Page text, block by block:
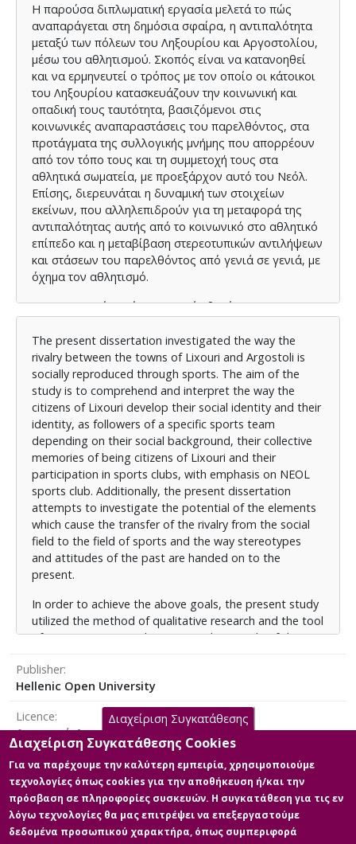
Η παρούσα διπλωματική εργασία μελετά το πώς
αναπαράγεται στη δημόσια σφαίρα, η αντιπαλότητα
μεταξύ των πόλεων του Ληξουρίου και Αργοστολίου,
μέσω του αθλητισμού. Σκοπός είναι να κατανοηθεί
και να ερμηνευτεί ο τρόπος με τον οποίο οι κάτοικοι
του Ληξουρίου κατασκευάζουν την κοινωνική και
οπαδική τους ταυτότητα, βασιζόμενοι στις
κοινωνικές αναπαραστάσεις του παρελθόντος, στα
προτάγματα της συλλογικής μνήμης που απορρέουν
από τον τόπο τους και τη συμμετοχή τους στα
αθλητικά σωματεία, με προεξάρχον αυτό του Νεόλ.
Επίσης, διερευνάται η δυναμική των στοιχείων
εκείνων, που αλληλεπιδρούν για τη μεταφορά της
αντιπαλότητας αυτής από το κοινωνικό στο αθλητικό
επίπεδο και η μεταβίβαση στερεοτυπικών αντιλήψεων
και στάσεων του παρελθόντος από γενιά σε γενιά, με
όχημα τον αθλητισμό.
Για τον σκοπό αυτόν, η εργασία βασίστηκε στο
έρευνα και ως μεθοδολογικό εργαλείο, προκρίθηκε η
ημιδομημένη συνέντευξη. Το δείγμα της έρευνας
αποτελείται από επτά υποκείμενα και για την
παρουσίαση των δεδομένων εφαρμόστηκε η θεματική
ανάλυση. Το θεωρητικό υπόβαθρο της ερευνητικής
διαδικασίας είχε ως άξονα, τη θεώρηση του
Μπουρντιέ περί έξεως και πεδίων και τους
εννοιολογικούς συμβολισμούς της συλλογικής
μνήμης, όπως αυτοί καταγράφηκαν από τον Jan
Assmann και Maurice Halbwachs.
Τα ερευνητικά μας αποτελέσματα καταδεικνύουν πως
τα υποκείμενα της έρευνας νοηματοδοτούν τη δράση
τους ως ενιαία κοινότητα, η συνοχή και δομή της
οποίας κατευθύνεται από τα ιδανικά της
υπεράσπισης του τόπου και της ιστορίας του, της
μνήμης και της διαιώνισης της αντιπαλότητας με το
Αργοστόλι, στοιχεία που ανάγονται σε βασικά
αφηγηματικά μοτίβα δράσης
The present dissertation investigated the way the
rivalry between the towns of Lixouri and Argostoli is
socially reproduced through sports. The aim of the
study is to comprehend and interpret the way the
citizens of Lixouri develop their social identity and their
identity, as followers of a specific sports team
depending on their social background, their collective
memories of being citizens of Lixouri and their
participation in sports clubs, with emphasis on NEOL
sports club. Additionally, the present dissertation
attempts to investigate the potential of the elements
which cause the transfer of the rivalry from the social
field to the field of sports and the way stereotypes
and attitudes of the past are handed on to the
present.
In order to achieve the above goals, the present study
utilized the method of qualitative research and the tool
of semi – constructed interview. The sample of the
analysis was employed for the presentation of the
data. The research is theoretically based on Pierre
Bourdieu’s theory on habitusand field as well as on Jan
Assmann’s and Maurice Habwachs’ theory, on the
dynamics of collective memory.
Our scientific results demonstrate that the participants
of the research act as members of a tight- knit
community, whose bonds are based on the ideals of
the advocacy of the hometown and its history, of the
memory and the perpetuation of the rivalry with the
Publisher
Hellenic Open University
Licence
Αναφορά Δημιουργού 4.0 Διεθνές
Main Files
Full text
Διαχείριση Συγκατάθεσης
Διαχείριση Συγκατάθεσης Cookies
Για να παρέχουμε την καλύτερη εμπειρία, χρησιμοποιούμε
τεχνολογίες όπως cookies για την αποθήκευση ή/και την
πρόσβαση σε πληροφορίες συσκευών. Η συγκατάθεση για τις εν
λόγω τεχνολογίες θα μας επιτρέψει να επεξεργαστούμε
δεδομένα προσωπικού χαρακτήρα, όπως συμπεριφορά